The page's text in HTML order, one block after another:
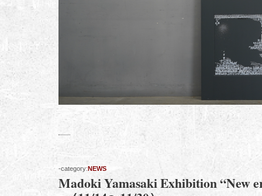
-category:NEWS
Madoki Yamasaki Exhibition “New